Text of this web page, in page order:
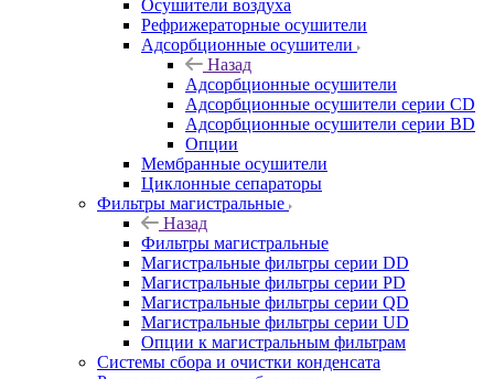
Осушители воздуха
Рефрижераторные осушители
Адсорбционные осушители
Назад
Адсорбционные осушители
Адсорбционные осушители серии CD
Адсорбционные осушители серии BD
Опции
Мембранные осушители
Циклонные сепараторы
Фильтры магистральные
Назад
Фильтры магистральные
Магистральные фильтры серии DD
Магистральные фильтры серии PD
Магистральные фильтры серии QD
Магистральные фильтры серии UD
Опции к магистральным фильтрам
Системы сбора и очистки конденсата